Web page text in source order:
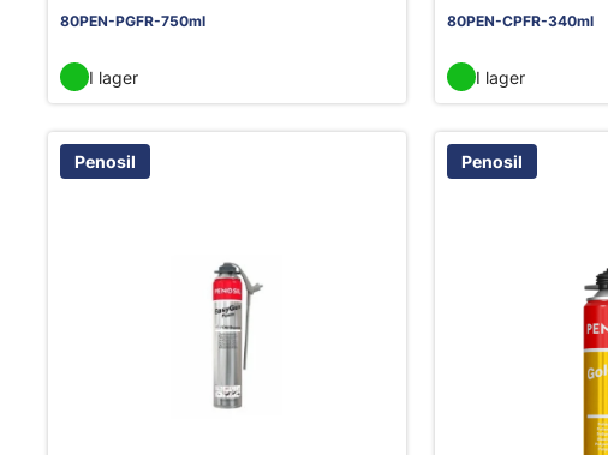
80PEN-PGFR-750ml
I lager
80PEN-CPFR-340ml
I lager
Penosil Penosil